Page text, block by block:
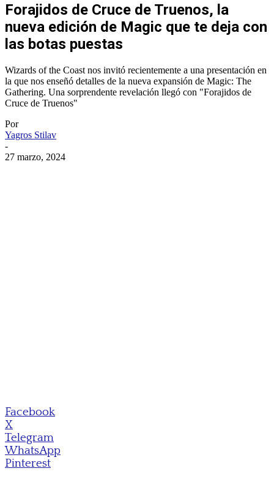
Forajidos de Cruce de Truenos, la
nueva edición de Magic que te deja con
las botas puestas
Wizards of the Coast nos invitó recientemente a una presentación en
la que nos enseñó detalles de la nueva expansión de Magic: The
Gathering. Una sorprendente revelación llegó con "Forajidos de
Cruce de Truenos"
Por
Yagros Stilav
-
27 marzo, 2024
Facebook
X
Telegram
WhatsApp
Pinterest